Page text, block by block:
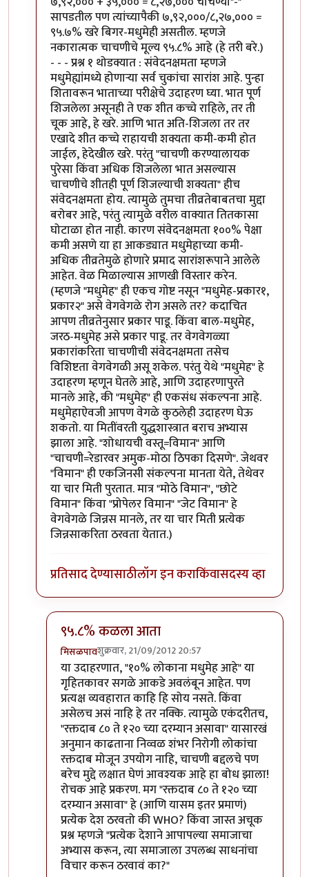
सापडतील पण त्यांच्यापैकी ७,९२,०००/८,२७,००० =
९५.७% खरे बिगर-मधुमेही असतील. म्हणजे
नकारात्मक चाचणीचे मूल्य ९५.८% आहे (हे तरी बरे.)
- - - प्रश्न १ थोडक्यात : संवेदनक्षमता म्हणजे
मधुमेह्यांमध्ये होणार्‍या सर्व चुकांचा सारांश आहे. पुन्हा
शितावरून भाताच्या परीक्षेचे उदाहरण घ्या. भात पूर्ण
शिजलेला असूनही ते एक शीत कच्चे राहिले, तर ती
चूक आहे, हे खरे. आणि भात अति-शिजला तर तर
एखादे शीत कच्चे राहायची शक्यता कमी-कमी होत
जाईल, हेदेखील खरे. परंतु "चाचणी करण्यालायक
पुरेसा किंवा अधिक शिजलेला भात असल्यास
चाचणीचे शीतही पूर्ण शिजल्याची शक्यता" हीच
संवेदनक्षमता होय. त्यामुळे तुमचा तीव्रतेबाबतचा मुद्दा
बरोबर आहे, परंतु त्यामुळे वरील वाक्यात तितकासा
घोटाळा होत नाही. कारण संवेदनक्षमता १००% पेक्षा
कमी असणे या हा आकड्यात मधुमेहाच्या कमी-
अधिक तीव्रतेमुळे होणारे प्रमाद सारांशरूपाने आलेले
आहेत. वेळ मिळाल्यास आणखी विस्तार करेन.
(म्हणजे "मधुमेह" ही एकच गोष्ट नसून "मधुमेह-प्रकार१,
प्रकार२" असे वेगवेगळे रोग असले तर? कदाचित
आपण तीव्रतेनुसार प्रकार पाडू. किंवा बाल-मधुमेह,
जरठ-मधुमेह असे प्रकार पाडू. तर वेगवेगळ्या
प्रकारांकरिता चाचणीची संवेदनक्षमता तसेच
विशिष्टता वेगवेगळी असू शकेल. परंतु येथे "मधुमेह" हे
उदाहरण म्हणून घेतले आहे, आणि उदाहरणापुरते
मानले आहे, की "मधुमेह" ही एकसंध संकल्पना आहे.
मधुमेहाऐवजी आपण वेगळे कुठलेही उदाहरण घेऊ
शकतो. या मितींवरती युद्धशास्त्रात बराच अभ्यास
झाला आहे. "शोधायची वस्तू=विमान" आणि
"चाचणी=रेडारवर अमुक-मोठा ठिपका दिसणे". जेथवर
"विमान" ही एकजिनसी संकल्पना मानता येते, तेथेवर
या चार मिती पुरतात. मात्र "मोठे विमान", "छोटे
विमान" किंवा "प्रोपेलर विमान" "जेट विमान" हे
वेगवेगळे जिन्नस मानले, तर या चार मिती प्रत्येक
जिन्नसाकरिता ठरवता येतात.)
प्रतिसाद देण्यासाठीलॉग इन कराकिंवासदस्य व्हा
९५.८% कळला आता
मिसळपावशुक्रवार, 21/09/2012 20:57
In reply toत्यातल्या त्यात सोपे उत्तेर आधीby
या उदाहरणात, "१०% लोकाना मधुमेह आहे" या
गृहितकावर सगळे आकडे अवलंबून आहेत. पण
प्रत्यक्ष व्यवहारात काहि हि सोय नसते. किंवा
असेलच असं नाहि हे तर नक्कि. त्यामुळे एकंदरीतच,
"रक्तदाब ८० ते १२० च्या दरम्यान असावा" यासारखं
अनुमान काढताना निव्वळ शंभर निरोगी लोकांचा
रक्तदाब मोजून उपयोग नाहि, चाचणी बद्दलचे पण
बरेच मुद्दे लक्षात घेणं आवश्यक आहे हा बोध झाला!
रोचक आहे प्रकरण. मग "रक्तदाब ८० ते १२० च्या
दरम्यान असावा" हे (आणि यासम इतर प्रमाणं)
प्रत्येक देश ठरवतो की WHO? किंवा जास्त अचूक
प्रश्न म्हणजे "प्रत्येक देशाने आपापल्या समाजाचा
अभ्यास करून, त्या समाजाला उपलब्ध साधनांचा
विचार करून ठरवावं का?"